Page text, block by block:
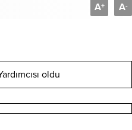
A+ A-
oldu